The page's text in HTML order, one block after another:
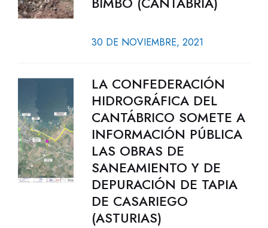
30 DE NOVIEMBRE, 2021
LA CONFEDERACIÓN
HIDROGRÁFICA DEL
CANTÁBRICO SOMETE A
INFORMACIÓN PÚBLICA
LAS OBRAS DE
SANEAMIENTO Y DE
DEPURACIÓN DE TAPIA
DE CASARIEGO
(ASTURIAS)